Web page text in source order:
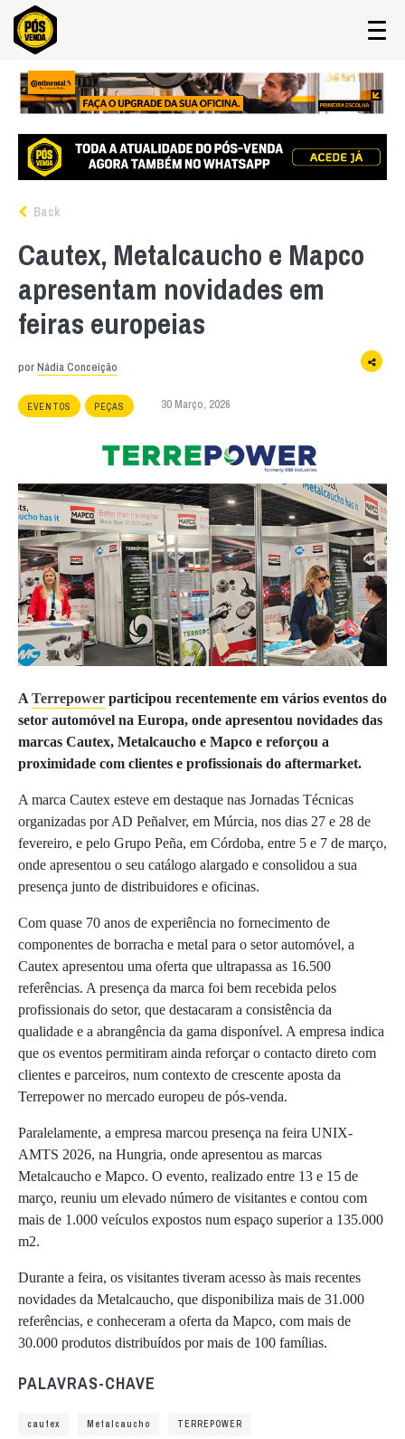
Back
Cautex, Metalcaucho e Mapco
apresentam novidades em
feiras europeias
porNádia Conceição
EVENTOS PEÇAS 30 Março, 2026
A Terrepower participou recentemente em vários eventos do
setor automóvel na Europa, onde apresentou novidades das
marcas Cautex, Metalcaucho e Mapco e reforçou a
proximidade com clientes e profissionais do aftermarket.
A marca Cautex esteve em destaque nas Jornadas Técnicas
organizadas por AD Peñalver, em Múrcia, nos dias 27 e 28 de
fevereiro, e pelo Grupo Peña, em Córdoba, entre 5 e 7 de março,
onde apresentou o seu catálogo alargado e consolidou a sua
presença junto de distribuidores e oficinas.
Com quase 70 anos de experiência no fornecimento de
componentes de borracha e metal para o setor automóvel, a
Cautex apresentou uma oferta que ultrapassa as 16.500
referências. A presença da marca foi bem recebida pelos
profissionais do setor, que destacaram a consistência da
qualidade e a abrangência da gama disponível. A empresa indica
que os eventos permitiram ainda reforçar o contacto direto com
clientes e parceiros, num contexto de crescente aposta da
Terrepower no mercado europeu de pós-venda.
Paralelamente, a empresa marcou presença na feira UNIX-
AMTS 2026, na Hungria, onde apresentou as marcas
Metalcaucho e Mapco. O evento, realizado entre 13 e 15 de
março, reuniu um elevado número de visitantes e contou com
mais de 1.000 veículos expostos num espaço superior a 135.000
m2.
Durante a feira, os visitantes tiveram acesso às mais recentes
novidades da Metalcaucho, que disponibiliza mais de 31.000
referências, e conheceram a oferta da Mapco, com mais de
30.000 produtos distribuídos por mais de 100 famílias.
PALAVRAS-CHAVE
cautex Metalcaucho TERREPOWER